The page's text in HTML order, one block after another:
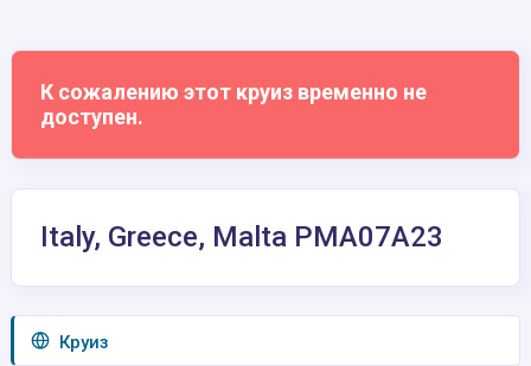
К сожалению этот круиз временно не
доступен.
Italy, Greece, Malta PMA07A23
Круиз